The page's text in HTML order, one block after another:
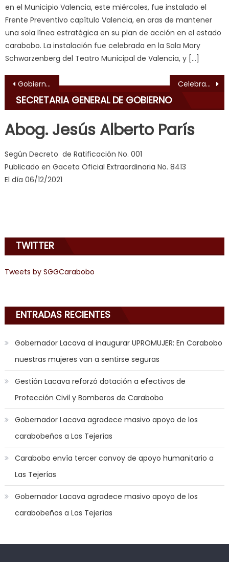
milf,
videos
de
pono
doido,
angel
emily
about
joys
anal
sex,
i
mood
a
game
with
nana
nakamura
bunch
dicks
her
needs
gagging
make
en el Municipio Valencia, este miércoles, fue instalado el
Frente Preventivo capítulo Valencia, en aras de mantener
una sola línea estratégica en su plan de acción en el estado
carabobo. La instalación fue celebrada en la Sala Mary
Schwarzenberg del Teatro Municipal de Valencia, y […]
Navegación de entradas
Gobierno de Carabobo atiende zona costera afectada por lluvias Celebrado en Valencia 1er Seminario de Doctrina para los ODDI de la Región Central
SECRETARIA GENERAL DE GOBIERNO
Abog. Jesús Alberto París
Según Decreto de Ratificación No. 001
Publicado en Gaceta Oficial Extraordinaria No. 8413
El día 06/12/2021
TWITTER
Tweets by SGGCarabobo
ENTRADAS RECIENTES
Gobernador Lacava al inaugurar UPROMUJER: En Carabobo
nuestras mujeres van a sentirse seguras
Gestión Lacava reforzó dotación a efectivos de
Protección Civil y Bomberos de Carabobo
Gobernador Lacava agradece masivo apoyo de los
carabobeños a Las Tejerías
Carabobo envía tercer convoy de apoyo humanitario a
Las Tejerías
Gobernador Lacava agradece masivo apoyo de los
carabobeños a Las Tejerías